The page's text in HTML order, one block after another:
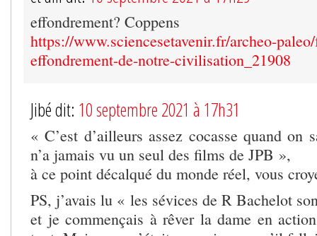
effondrement? Coppens
https://www.sciencesetavenir.fr/archeo-
effondrement-de-notre-civilisation_21908
Jibé dit: 10 septembre 2021 à 17h31
« C’est d’ailleurs assez cocasse quand on
n’a jamais vu un seul des films de JPB »,
à ce point décalqué du monde réel, vous
PS, j’avais lu « les sévices de R Bachelot
et je commençais à rêver la dame en